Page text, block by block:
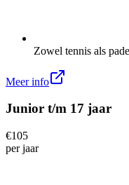
Zowel tennis als
Meer info
Junior t/m 17 jaar
€105
perjaar